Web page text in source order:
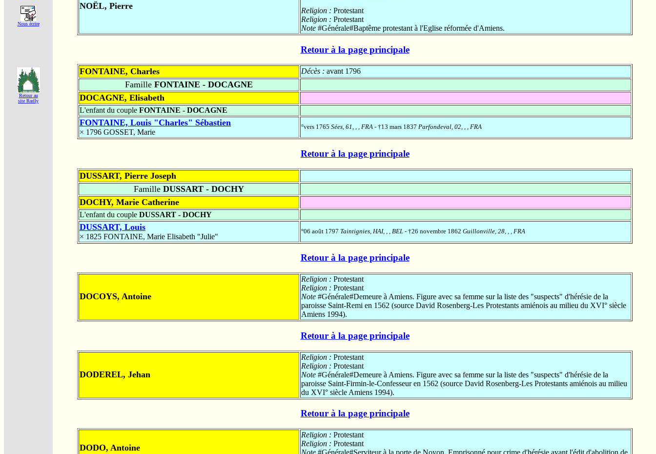
Nous écrire
Retour au
site Rœlly
NOËL, Pierre Religion : Protestant
Religion : Protestant
Note #Générale#Baptême protestant à l'Eglise réformée d'Amiens.
Retour à la page principale
FONTAINE, Charles Décès : avant 1796
Famille FONTAINE - DOCAGNE
DOCAGNE, Elisabeth
L'enfant du couple FONTAINE - DOCAGNE
FONTAINE, Louis "Charles" Sébastien
× 1796 GOSSET, Marie
°vers 1765 Sées, 61, , , FRA - †13 mars 1837 Parfondeval, 02, , , FRA
Retour à la page principale
DUSSART, Pierre Joseph
Famille DUSSART - DOCHY
DOCHY, Marie Catherine
L'enfant du couple DUSSART - DOCHY
DUSSART, Louis
× 1825 FONTAINE, Marie Elisabeth "Julie"
°06 août 1797 Taintignies, HAI, , , BEL - †26 novembre 1862 Guillonville, 28, , , FRA
Retour à la page principale
DOCOYS, Antoine
Religion : Protestant
Religion : Protestant
Note #Générale#Demeure à Amiens. Figure avec sa femme sur la liste des "suspects" d'hérésie de la
paroisse Saint-Remi en 1562 (source David Rosenberg-Les Protestants amiénois au milieu du XVI° siècle
Amiens 1994).
Retour à la page principale
DODEREL, Jehan
Religion : Protestant
Religion : Protestant
Note #Générale#Demeure à Amiens. Figure avec sa femme sur la liste des "suspects" d'hérésie de la
paroisse Saint-Firmin-le-Confesseur en 1562 (source David Rosenberg-Les Protestants amiénois au milieu
du XVI° siècle Amiens 1994).
Retour à la page principale
DODO, Antoine
Religion : Protestant
Religion : Protestant
Note #Générale#Serviteur à la porte de Noyon. Emprisonné pour crime d'hérésie avant l'édit d'abolition de